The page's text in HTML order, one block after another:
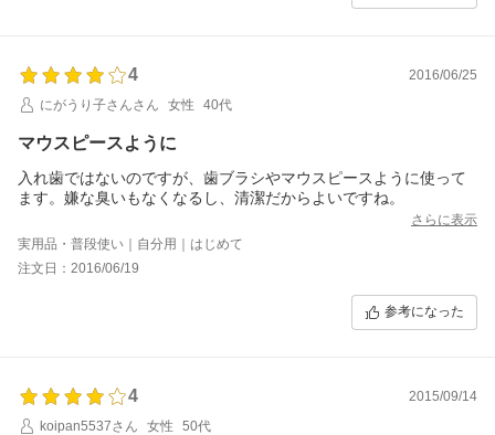
4
2016/06/25
にがうり子さんさん
女性 40代
マウスピースように
入れ歯ではないのですが、歯ブラシやマウスピースように使って
ます。嫌な臭いもなくなるし、清潔だからよいですね。
さらに表示
実用品・普段使い｜自分用｜はじめて
注文日：2016/06/19
参考になった
4
2015/09/14
koipan5537さん
女性 50代